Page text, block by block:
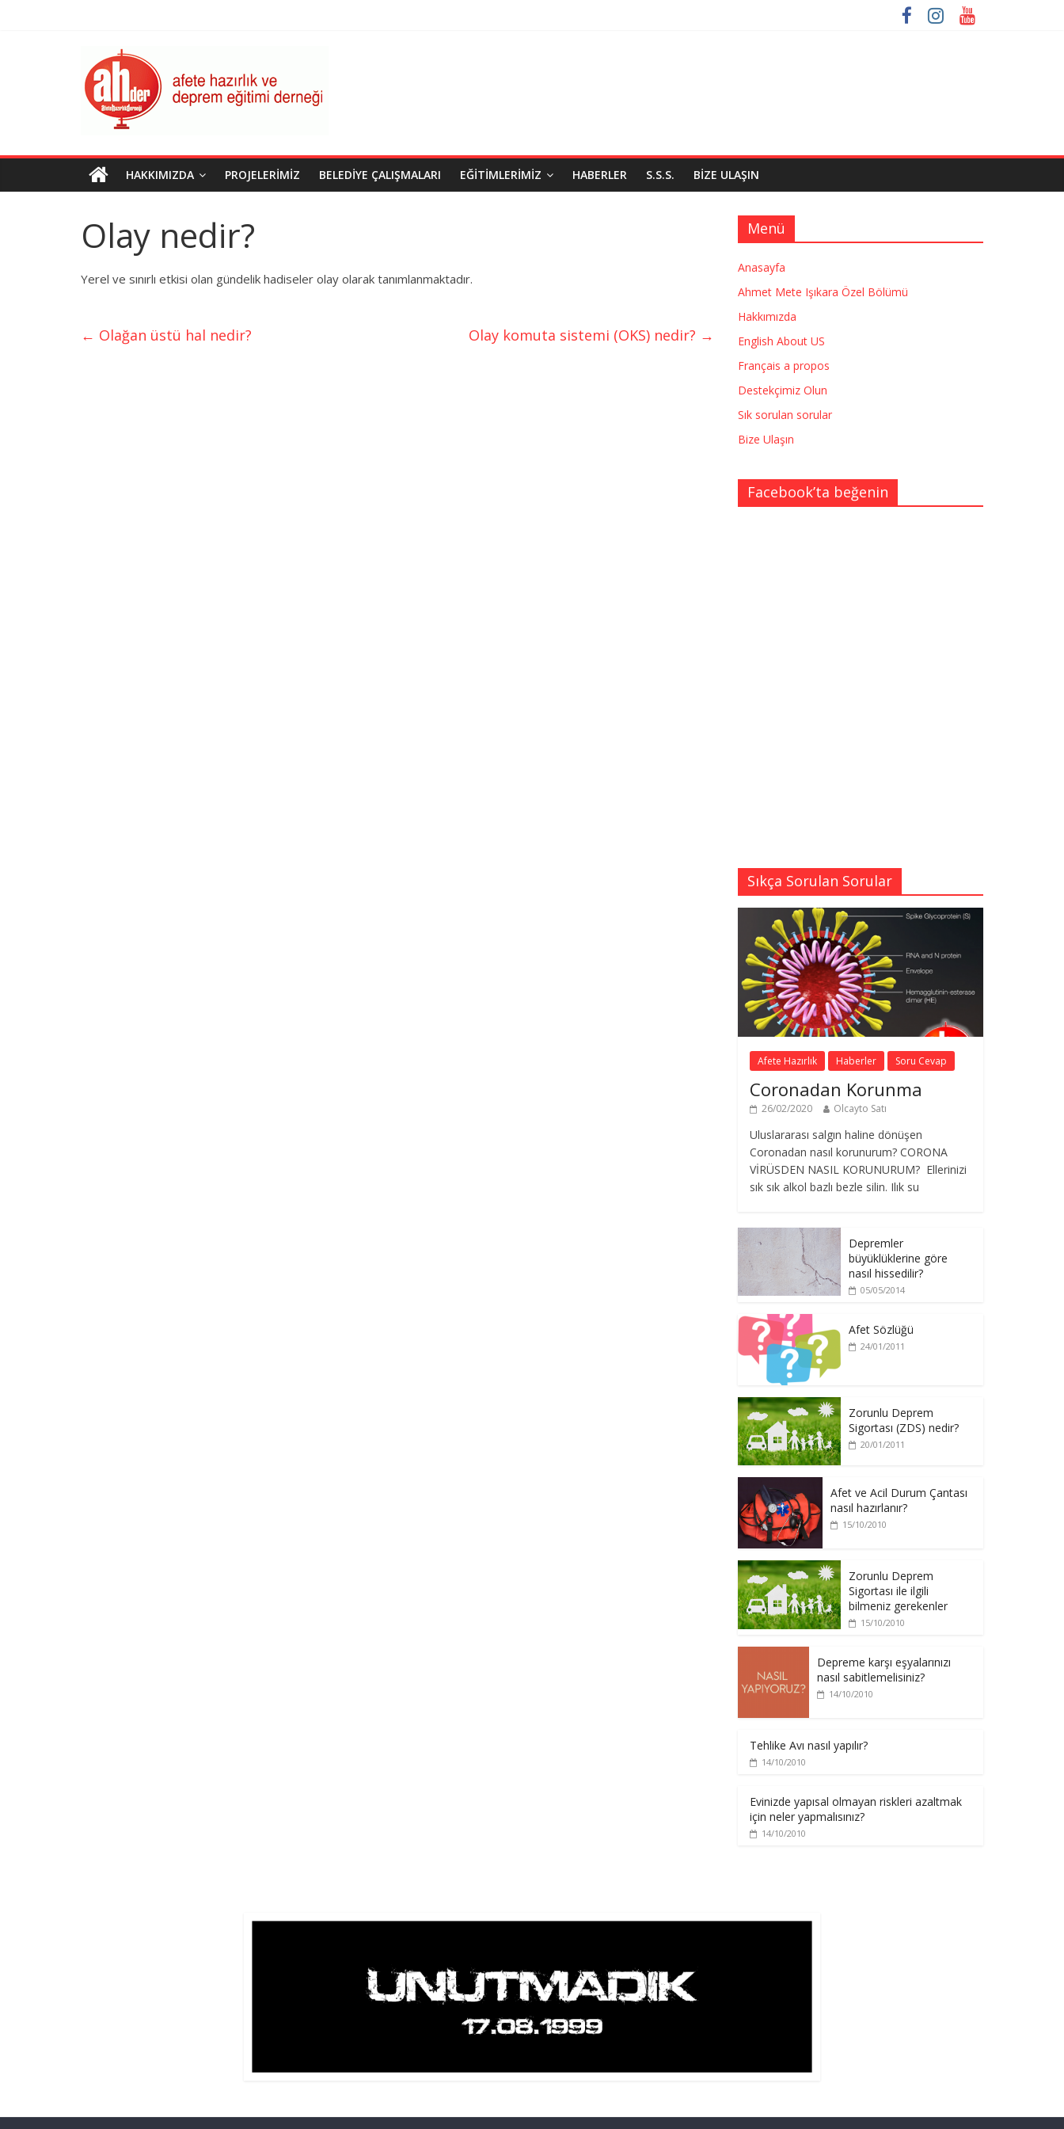
AHDER
Afete
Hazırlık
Deprem
Eğitimi
Derneği
HAKKIMIZDA PROJELERIMIZ BELEDIYE ÇALIŞMALARI EĞITIMLERIMIZ HABERLER S.S.S. BIZE ULAŞIN
Olay nedir?
Yerel ve sınırlı etkisi olan gündelik hadiseler olay olarak tanımlanmaktadır.
← Olağan üstü hal nedir? Olay komuta sistemi (OKS) nedir? →
Menü
Anasayfa
Ahmet Mete Işıkara Özel Bölümü
Hakkımızda
English About US
Français a propos
Destekçimiz Olun
Sık sorulan sorular
Bize Ulaşın
Facebook’ta beğenin
Sıkça Sorulan Sorular
Afete Hazırlık Haberler Soru Cevap
Coronadan Korunma
26/02/2020 Olcayto Satı
Uluslararası salgın haline dönüşen
Coronadan nasıl korunurum? CORONA
VİRÜSDEN NASIL KORUNURUM? Ellerinizi
sık sık alkol bazlı bezle silin. Ilık su
Depremler
büyüklüklerine göre
nasıl hissedilir?
05/05/2014
Afet Sözlüğü
24/01/2011
Zorunlu Deprem
Sigortası (ZDS) nedir?
20/01/2011
Afet ve Acil Durum Çantası
nasıl hazırlanır?
15/10/2010
Zorunlu Deprem
Sigortası ile ilgili
bilmeniz gerekenler
15/10/2010
Depreme karşı eşyalarınızı
nasıl sabitlemelisiniz?
14/10/2010
Tehlike Avı nasıl yapılır?
14/10/2010
Evinizde yapısal olmayan riskleri azaltmak
için neler yapmalısınız?
14/10/2010